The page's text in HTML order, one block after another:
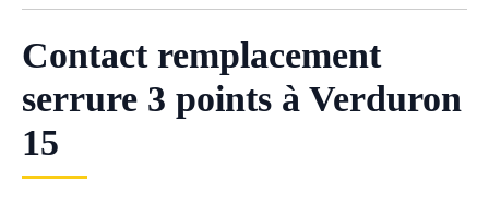
Contact remplacement
serrure 3 points à Verduron
15